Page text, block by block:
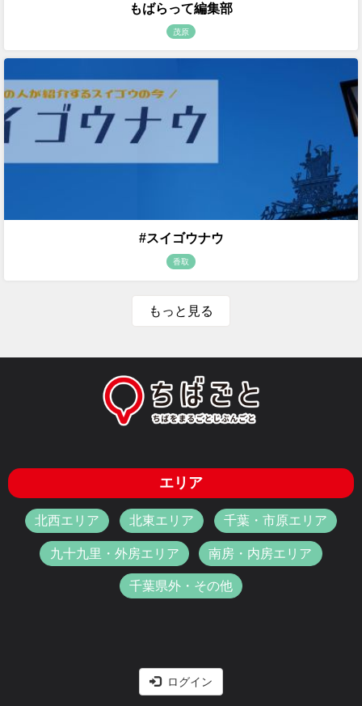
もばらって編集部
茂原
#スイゴウナウ
香取
もっと見る
エリア
北西エリア 北東エリア 千葉・市原エリア
九十九里・外房エリア 南房・内房エリア
千葉県外・その他
ログイン